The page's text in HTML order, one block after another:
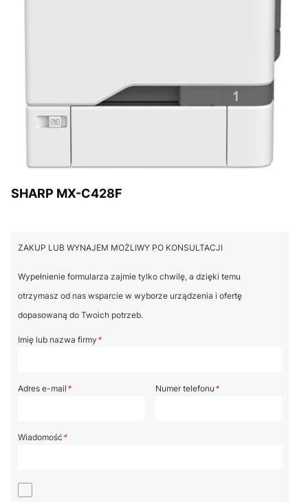
SHARP MX-C428F
ZAKUP LUB WYNAJEM MOŻLIWY PO KONSULTACJI
Wypełnienie formularza zajmie tylko chwilę, a dzięki temu
otrzymasz od nas wsparcie w wyborze urządzenia i ofertę
dopasowaną do Twoich potrzeb.
Imię lub nazwa firmy *
Adres e-mail * Numer telefonu *
Wiadomość *